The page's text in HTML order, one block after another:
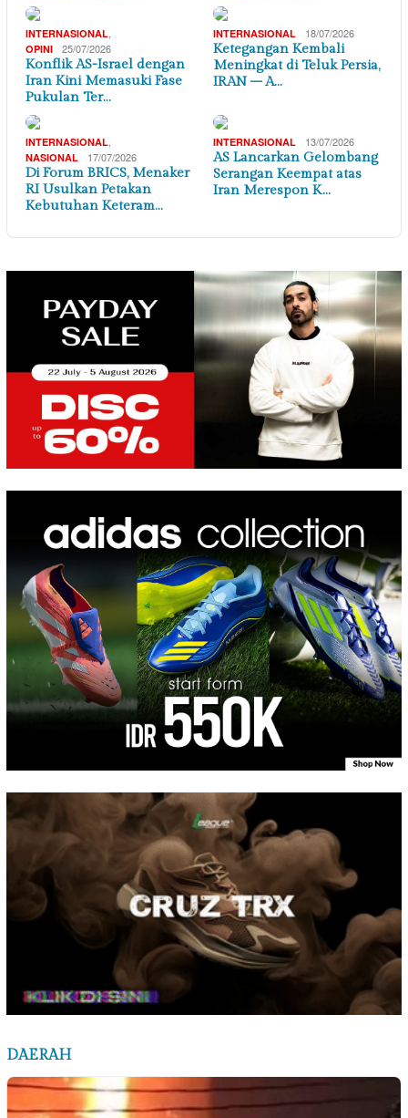
INTERNASIONAL,
OPINI 25/07/2026
Konflik AS-Israel dengan
Iran Kini Memasuki Fase
Pukulan Ter…
INTERNASIONAL 18/07/2026
Ketegangan Kembali
Meningkat di Teluk Persia,
IRAN – A…
INTERNASIONAL,
NASIONAL 17/07/2026
Di Forum BRICS, Menaker
RI Usulkan Petakan
Kebutuhan Keteram…
INTERNASIONAL 13/07/2026
AS Lancarkan Gelombang
Serangan Keempat atas
Iran Merespon K…
DAERAH